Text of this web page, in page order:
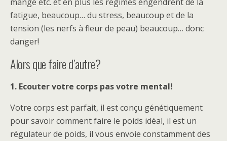
fatigue, beaucoup… du stress, beaucoup et de la
tension (les nerfs à fleur de peau) beaucoup… donc
danger!
Alors que faire d’autre?
1. Ecouter votre corps pas votre mental!
Votre corps est parfait, il est conçu génétiquement
pour savoir comment faire le poids idéal, il est un
régulateur de poids, il vous envoie constamment des